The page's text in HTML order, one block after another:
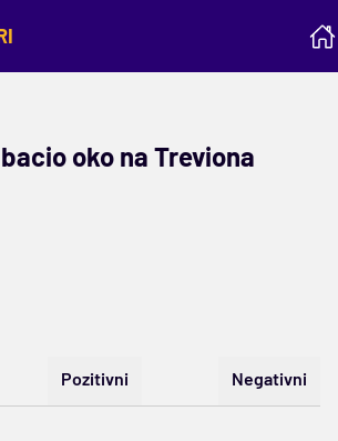
oko na Treviona
Pozitivni Negativni